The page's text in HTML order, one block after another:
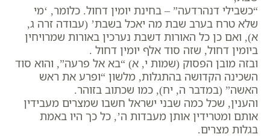
“כשבילי דנהרדעה” – בחינת יומין דחול. כלומר, ‘מי
שלא טרח בערב שבת מה יאכל בשבת’ (עבודה זרה ג,
א), ואם כן כל האורות דשבת נערכין באורות שמרויחין
ביומין דחול, שזה סוד אלף יומין דחול .
ובזה מובן הפסוק (שמות י, א) “בא אל פרעה”, והוא סוד
השכינה הקדושה בהתגלות, מלשון “ופרע את ראש
האשה” (במדבר ה, יח), כמו שכתוב בזוהר.
והענין, שכל כמה שבני ישראל חשבו שמצרים מעבידין
אותם ומטרידין אותן מעבדות ה’, כל כך היו באמת
בגלות מצרים.